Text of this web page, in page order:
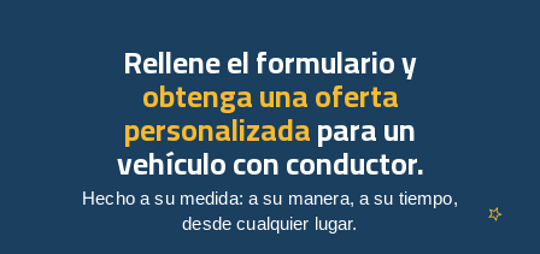
Rellene el formulario y
obtenga una oferta
personalizadapara un
vehículo con conductor.
Hecho a su medida: a su manera, a su tiempo,
desde cualquier lugar.